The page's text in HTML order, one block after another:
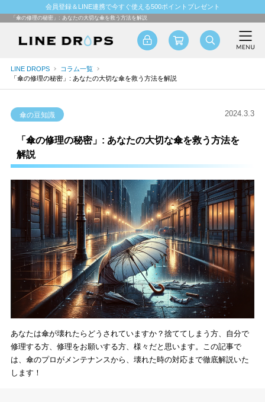
会員登録＆LINE連携で今すぐ使える500ポイントプレゼント
「傘の修理の秘密」: あなたの大切な傘を救う方法を解説
LINE DROPS
コラム一覧
「傘の修理の秘密」: あなたの大切な傘を救う方法を解説
傘の豆知識 2024.3.3
「傘の修理の秘密」: あなたの大切な傘を救う方法を
解説
あなたは傘が壊れたらどうされていますか？捨ててしまう方、自分で
修理する方、修理をお願いする方、様々だと思います。この記事で
は、傘のプロがメンテナンスから、壊れた時の対応まで徹底解説いた
します！